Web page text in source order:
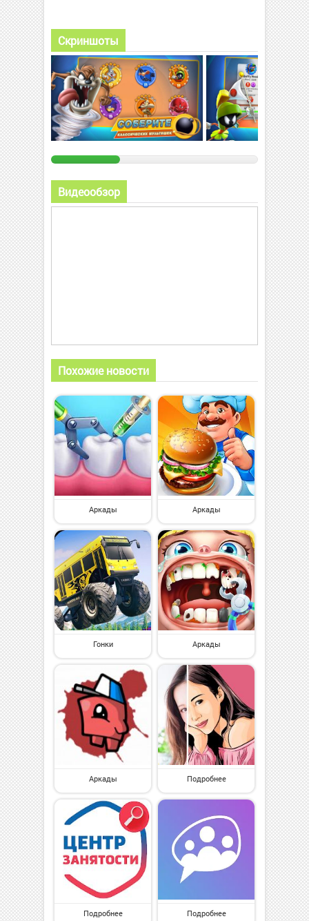
Скриншоты
Видеообзор
Похожие новости
Аркады Аркады
Гонки Аркады
Аркады Подробнее
Подробнее Подробнее